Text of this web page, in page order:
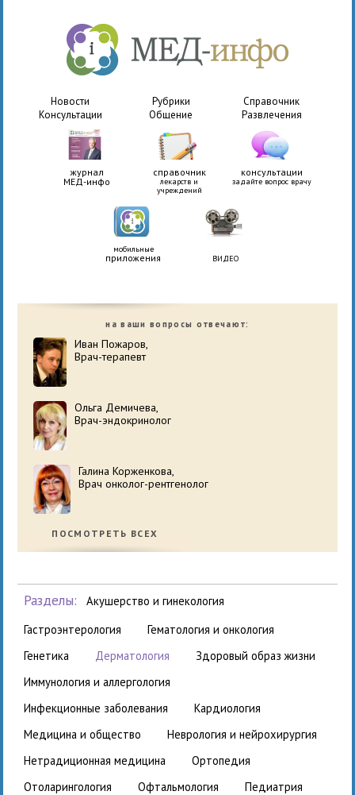
Новости Рубрики
Справочник
Консультации
Общение Развлечения
журнал
МЕД-инфо
справочник
лекарств и
учреждений
консультации
задайте вопрос врачу
мобильные
приложения ВИДЕО
на ваши вопросы отвечают:
Иван Пожаров,
Врач-терапевт
Ольга Демичева,
Врач-эндокринолог
Галина Корженкова,
Врач онколог-рентгенолог
ПОСМОТРЕТЬ ВСЕХ
Разделы:
акушерство и гинекология
гастроэнтерология
гематология и онкология
генетика
дерматология
здоровый образ жизни
иммунология и аллергология
инфекционные заболевания
кардиология
медицина и общество
неврология и нейрохирургия
нетрадиционная медицина
ортопедия
отоларингология
офтальмология
педиатрия